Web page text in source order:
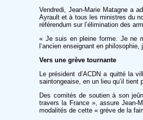
Vendredi, Jean-Marie Matagne a
Ayrault et à tous les ministres du
référendum sur l’élimination des
« Je suis en pleine forme. Je ne
l’ancien enseignant en
Vers une grève tournante
Le président d’ACDN a quitté la
saintongeaise, en un lieu qu’il tient
Des comités de soutien à son
travers la France », assure Jean-
modalités de cette « grève de la